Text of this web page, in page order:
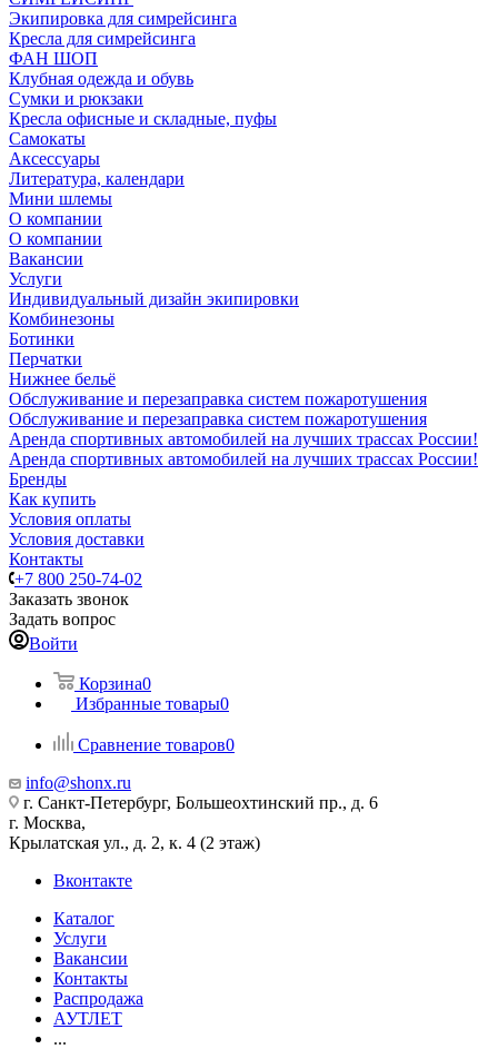
Экипировка для симрейсинга
Кресла для симрейсинга
ФАН ШОП
Клубная одежда и обувь
Сумки и рюкзаки
Кресла офисные и складные, пуфы
Самокаты
Аксессуары
Литература, календари
Мини шлемы
О компании
О компании
Вакансии
Услуги
Индивидуальный дизайн экипировки
Комбинезоны
Ботинки
Перчатки
Нижнее бельё
Обслуживание и перезаправка систем пожаротушения
Обслуживание и перезаправка систем пожаротушения
Аренда спортивных автомобилей на лучших трассах России!
Аренда спортивных автомобилей на лучших трассах России!
Бренды
Как купить
Условия оплаты
Условия доставки
Контакты
+7 800 250-74-02
Заказать звонок
Задать вопрос
Войти
Корзина0
Избранные товары0
Сравнение товаров0
info@shonx.ru
г. Санкт-Петербург, Большеохтинский пр., д. 6
г. Москва,
Крылатская ул., д. 2, к. 4 (2 этаж)
Вконтакте
Каталог
Услуги
Вакансии
Контакты
Распродажа
АУТЛЕТ
...